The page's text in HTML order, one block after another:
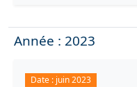
Année : 2023
Date : juin 2023